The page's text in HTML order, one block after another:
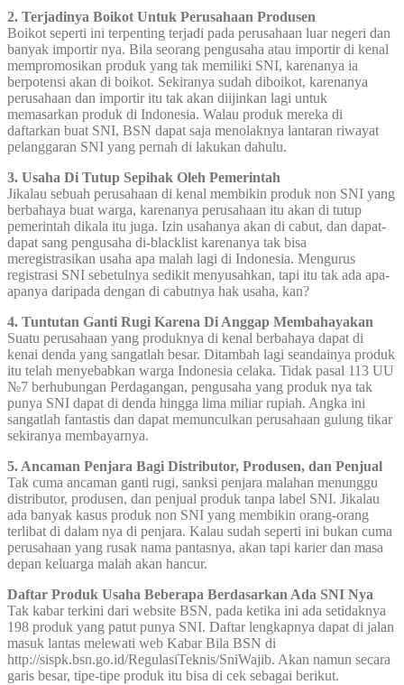
2. Terjadinya Boikot Untuk Perusahaan Produsen
Boikot seperti ini terpenting terjadi pada perusahaan luar negeri dan
banyak importir nya. Bila seorang pengusaha atau importir di kenal
mempromosikan produk yang tak memiliki SNI, karenanya ia
berpotensi akan di boikot. Sekiranya sudah diboikot, karenanya
perusahaan dan importir itu tak akan diijinkan lagi untuk
memasarkan produk di Indonesia. Walau produk mereka di
daftarkan buat SNI, BSN dapat saja menolaknya lantaran riwayat
pelanggaran SNI yang pernah di lakukan dahulu.
3. Usaha Di Tutup Sepihak Oleh Pemerintah
Jikalau sebuah perusahaan di kenal membikin produk non SNI yang
berbahaya buat warga, karenanya perusahaan itu akan di tutup
pemerintah dikala itu juga. Izin usahanya akan di cabut, dan dapat-
dapat sang pengusaha di-blacklist karenanya tak bisa
meregistrasikan usaha apa malah lagi di Indonesia. Mengurus
registrasi SNI sebetulnya sedikit menyusahkan, tapi itu tak ada apa-
apanya daripada dengan di cabutnya hak usaha, kan?
4. Tuntutan Ganti Rugi Karena Di Anggap Membahayakan
Suatu perusahaan yang produknya di kenal berbahaya dapat di
kenai denda yang sangatlah besar. Ditambah lagi seandainya produk
itu telah menyebabkan warga Indonesia celaka. Tidak pasal 113 UU
№7 berhubungan Perdagangan, pengusaha yang produk nya tak
punya SNI dapat di denda hingga lima miliar rupiah. Angka ini
sangatlah fantastis dan dapat memunculkan perusahaan gulung tikar
sekiranya membayarnya.
5. Ancaman Penjara Bagi Distributor, Produsen, dan Penjual
Tak cuma ancaman ganti rugi, sanksi penjara malahan menunggu
distributor, produsen, dan penjual produk tanpa label SNI. Jikalau
ada banyak kasus produk non SNI yang membikin orang-orang
terlibat di dalam nya di penjara. Kalau sudah seperti ini bukan cuma
perusahaan yang rusak nama pantasnya, akan tapi karier dan masa
depan keluarga malah akan hancur.
Daftar Produk Usaha Beberapa Berdasarkan Ada SNI Nya
Tak kabar terkini dari website BSN, pada ketika ini ada setidaknya
198 produk yang patut punya SNI. Daftar lengkapnya dapat di jalan
masuk lantas melewati web Kabar Bila BSN di
http://sispk.bsn.go.id/RegulasiTeknis/SniWajib. Akan namun secara
garis besar, tipe-tipe produk itu bisa di cek sebagai berikut.